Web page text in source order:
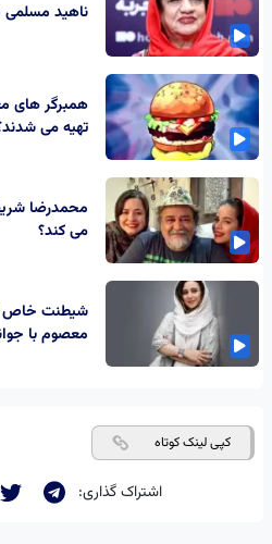
ناهید مسلمی
همبرگر های
تهیه می
محمدرضا
می کند؟
شیطنت خاص
معصوم با
کپی لینک کوتاه
اشتراک گذاری: